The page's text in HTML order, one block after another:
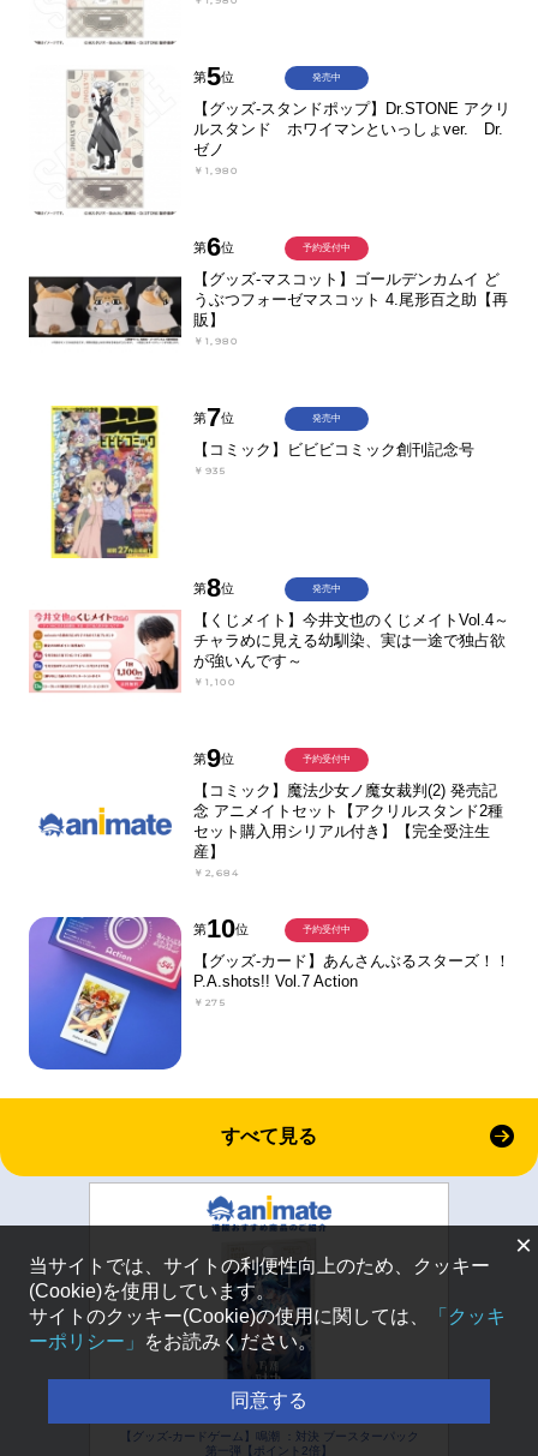
第5位
【グッズ-スタンドポップ】Dr.STONE アクリ
ルスタンド ホワイマンといっしょver. Dr.
ゼノ
￥1,980
発売中
第6位
【グッズ-マスコット】ゴールデンカムイ ど
うぶつフォーゼマスコット 4.尾形百之助【再
販】
￥1,980
予約受付中
第7位
【コミック】ビビビコミック創刊記念号
￥935
発売中
第8位
【くじメイト】今井文也のくじメイトVol.4～
チャラめに見える幼馴染、実は一途で独占欲
が強いんです～
￥1,100
発売中
第9位
【コミック】魔法少女ノ魔女裁判(2) 発売記
念 アニメイトセット【アクリルスタンド2種
セット購入用シリアル付き】【完全受注生
産】
￥2,684
予約受付中
第10位
【グッズ-カード】あんさんぶるスターズ！！
P.A.shots!! Vol.7 Action
￥275
予約受付中
すべて見る
【グッズ-カードゲーム】鳴潮 ：対決 ブースターパック
第一弾【ポイント2倍】
×
当サイトでは、サイトの利便性向上のため、クッキー
(Cookie)を使用しています。
サイトのクッキー(Cookie)の使用に関しては、
「クッキ
ーポリシー」
をお読みください。
同意する